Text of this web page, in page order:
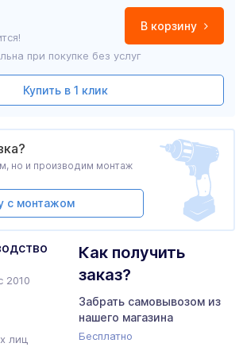
В корзину
при покупке без услуг
Купить в 1 клик
2010
лиц
Как получить
заказ?
Забрать самовывозом из
нашего магазина
Бесплатно
но и производим монтаж
с монтажом